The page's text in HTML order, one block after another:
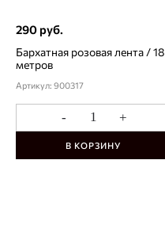
290 руб.
Бархатная розовая лента / 18
метров
Артикул: 900317
- +
В КОРЗИНУ